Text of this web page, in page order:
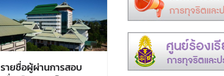
รายชื่อผู้ผ่านการสอบ